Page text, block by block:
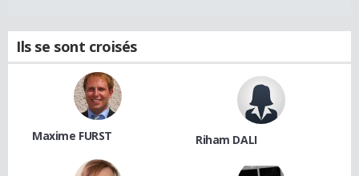
Ils se sont croisés
Maxime FURST Riham DALI